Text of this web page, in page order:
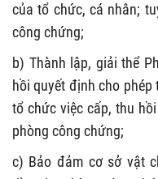
của tổ chức, cá nhân;
công chứng;
b) Thành lập, giải thể
hồi quyết định cho
tổ chức việc cấp, thu
phòng công chứng;
c) Bảo đảm cơ sở vật